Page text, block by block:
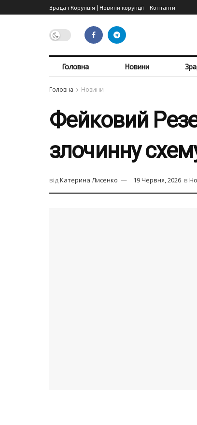
Зрада і Корупція | Новини корупції Контакти
Головна Новини
Головна Новини
Фейковий
злочинну
відКатерина Лисенко 19 Червня, 2026 в